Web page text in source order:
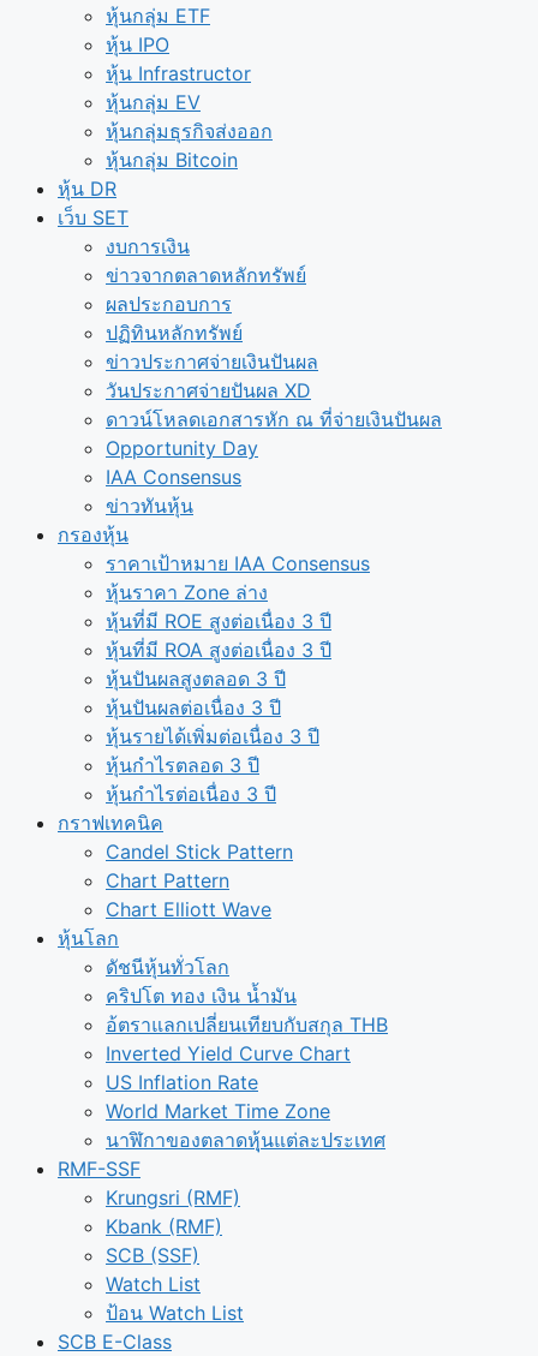
หุ้นกลุ่ม ETF
หุ้น IPO
หุ้น Infrastructor
หุ้นกลุ่ม EV
หุ้นกลุ่มธุรกิจส่งออก
หุ้นกลุ่ม Bitcoin
หุ้น DR
เว็บ SET
งบการเงิน
ข่าวจากตลาดหลักทรัพย์
ผลประกอบการ
ปฏิทินหลักทรัพย์
ข่าวประกาศจ่ายเงินปันผล
วันประกาศจ่ายปันผล XD
ดาวน์โหลดเอกสารหัก ณ ที่จ่ายเงินปันผล
Opportunity Day
IAA Consensus
ข่าวทันหุ้น
กรองหุ้น
ราคาเป้าหมาย IAA Consensus
หุ้นราคา Zone ล่าง
หุ้นที่มี ROE สูงต่อเนื่อง 3 ปี
หุ้นที่มี ROA สูงต่อเนื่อง 3 ปี
หุ้นปันผลสูงตลอด 3 ปี
หุ้นปันผลต่อเนื่อง 3 ปี
หุ้นรายได้เพิ่มต่อเนื่อง 3 ปี
หุ้นกำไรตลอด 3 ปี
หุ้นกำไรต่อเนื่อง 3 ปี
กราฟเทคนิค
Candel Stick Pattern
Chart Pattern
Chart Elliott Wave
หุ้นโลก
ดัชนีหุ้นทั่วโลก
คริปโต ทอง เงิน น้ำมัน
อ้ตราแลกเปลี่ยนเทียบกับสกุล THB
Inverted Yield Curve Chart
US Inflation Rate
World Market Time Zone
นาฬิกาของตลาดหุุ้นแต่ละประเทศ
RMF-SSF
Krungsri (RMF)
Kbank (RMF)
SCB (SSF)
Watch List
ป้อน Watch List
SCB E-Class